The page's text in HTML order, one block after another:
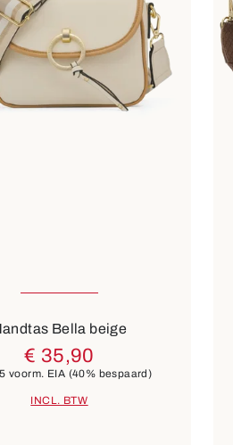
8 Kleuren
Bella beige
€ 35,90
voorm. EIA (40% bespaard)
INCL. BTW